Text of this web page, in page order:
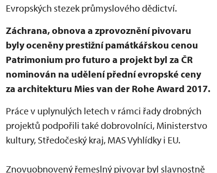
Evropských stezek průmyslového dědictví.
Záchrana, obnova a zprovoznění pivovaru
byly oceněny prestižní památkářskou cenou
Patrimonium pro futuro a projekt byl za ČR
nominován na udělení přední evropské ceny
za architekturu Mies van der Rohe Award 2017.
Práce v uplynulých letech v rámci řady drobných
projektů podpořili také dobrovolníci, Ministerstvo
kultury, Středočeský kraj, MAS Vyhlídky i EU.
Znovuobnovený řemeslný pivovar byl slavnostně